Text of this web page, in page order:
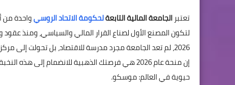
تعتبرالجامعة المالية التابعةلحكومة الاتحاد الروسيواحدة من
لتكون المصنع الأول لصناع القرار المالي والسياسي، ومنذ
إن منحة عام 2026 هي فرصتك الذهبية للانضمام
حيوية في العالم: موسكو.